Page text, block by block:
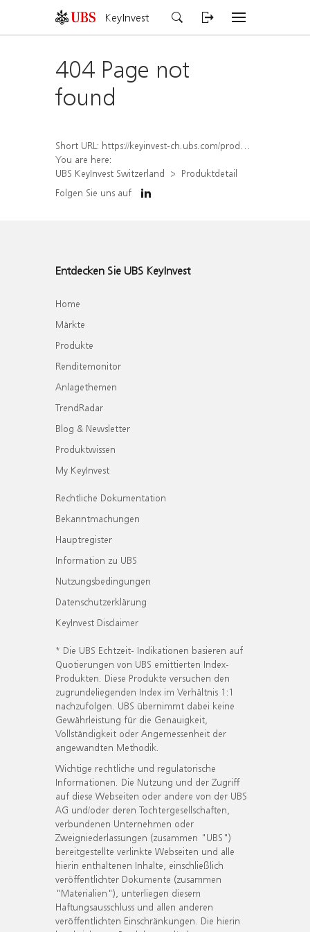
KeyInvest
404 Page not
found
Short URL: https://keyinvest-ch.ubs.com/produkt/detail/index/isin/CH1572316466
You are here:
UBS KeyInvest Switzerland
Produktdetail
Folgen Sie uns auf
Entdecken Sie UBS KeyInvest
Home
Märkte
Produkte
Renditemonitor
Anlagethemen
TrendRadar
Blog & Newsletter
Produktwissen
My KeyInvest
Rechtliche Dokumentation
Bekanntmachungen
Hauptregister
Information zu UBS
Nutzungsbedingungen
Datenschutzerklärung
KeyInvest Disclaimer
* Die UBS Echtzeit- Indikationen basieren auf
Quotierungen von UBS emittierten Index-
Produkten. Diese Produkte versuchen den
zugrundeliegenden Index im Verhältnis 1:1
nachzufolgen. UBS übernimmt dabei keine
Gewährleistung für die Genauigkeit,
Vollständigkeit oder Angemessenheit der
angewandten Methodik.
Wichtige rechtliche und regulatorische
Informationen. Die Nutzung und der Zugriff
auf diese Webseiten oder andere von der UBS
AG und/oder deren Tochtergesellschaften,
verbundenen Unternehmen oder
Zweigniederlassungen (zusammen "UBS")
bereitgestellte verlinkte Webseiten und alle
hierin enthaltenen Inhalte, einschließlich
veröffentlichter Dokumente (zusammen
"Materialien"), unterliegen diesem
Haftungsausschluss und allen anderen
veröffentlichten Einschränkungen. Die hierin